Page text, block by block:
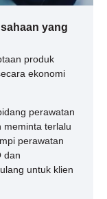
yang
produk
ekonomi
perawatan
meminta terlalu
perawatan
dan
untuk klien